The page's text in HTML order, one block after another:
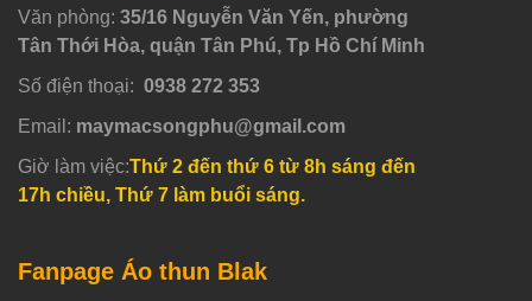
Văn phòng: 35/16 Nguyễn Văn Yến, phường
Tân Thới Hòa, quận Tân Phú, Tp Hồ Chí Minh
Số điện thoại: 0938 272 353
Email: maymacsongphu@gmail.com
Giờ làm việc:Thứ 2 đến thứ 6 từ 8h sáng đến
17h chiều, Thứ 7 làm buổi sáng.
Fanpage Áo thun Blak